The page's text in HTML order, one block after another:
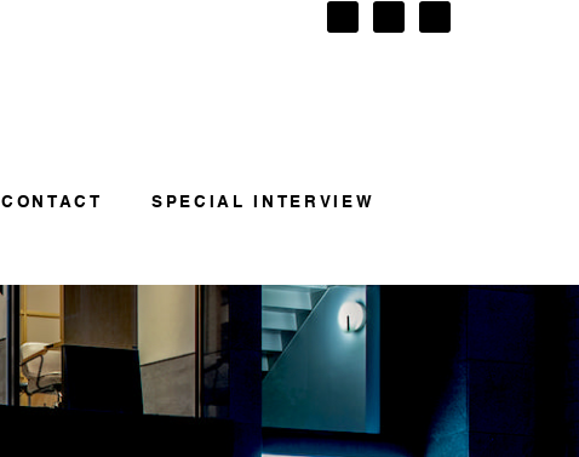
CONTACT SPECIAL INTERVIEW